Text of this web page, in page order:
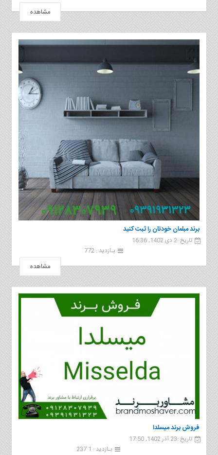
مشاهده
برند مبلمان خودتان را ثبت کنید
تاریخ :2 دی 1402, 16:36
بـازدید : 772
مشاهده
فروش برند ميسلدا
تاریخ :23 آذر 1402, 17:50
بـازدید : 1 237